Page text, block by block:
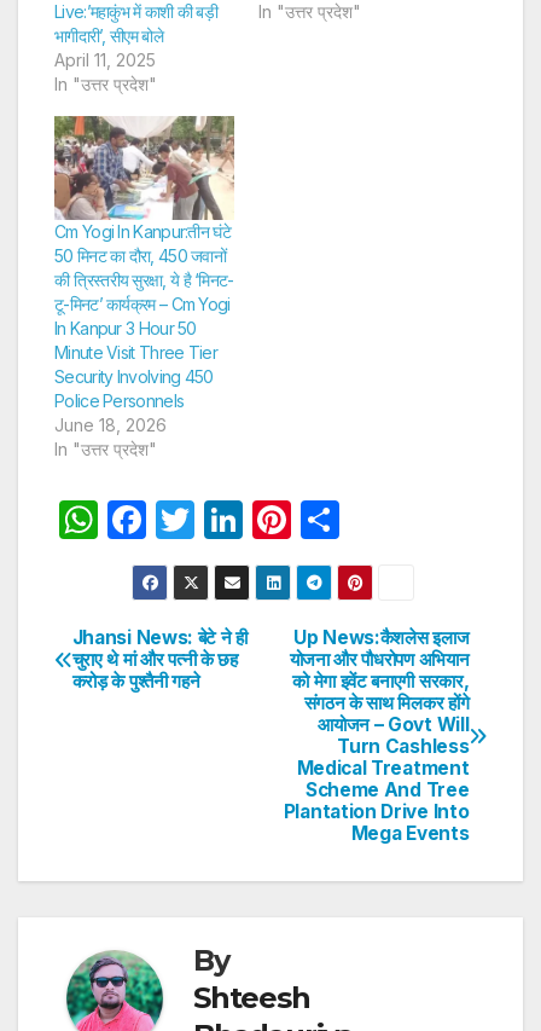
Live:’महाकुंभ में काशी की बड़ी
भागीदारी’, सीएम बोले
April 11, 2025
In "उत्तर प्रदेश"
In "उत्तर प्रदेश"
Cm Yogi In Kanpur:तीन घंटे
50 मिनट का दौरा, 450 जवानों
की त्रिस्तरीय सुरक्षा, ये है ‘मिनट-
टू-मिनट’ कार्यक्रम – Cm Yogi
In Kanpur 3 Hour 50
Minute Visit Three Tier
Security Involving 450
Police Personnels
June 18, 2026
In "उत्तर प्रदेश"
W
s
A
F
a
c
e
b
T
w
itt
er
Li
n
k
e
Pi
nt
er
e
st
h
ar
e
Post
navigation
Up News:कैशलेस इलाज
योजना और पौधरोपण अभियान
को मेगा इवेंट बनाएगी सरकार,
संगठन के साथ मिलकर होंगे
आयोजन – Govt Will
Turn Cashless
Medical Treatment
Scheme And Tree
Plantation Drive Into
Mega Events
Jhansi News: बेटे ने ही
चुराए थे मां और पत्नी के छह
करोड़ के पुश्तैनी गहने
By
Shteesh